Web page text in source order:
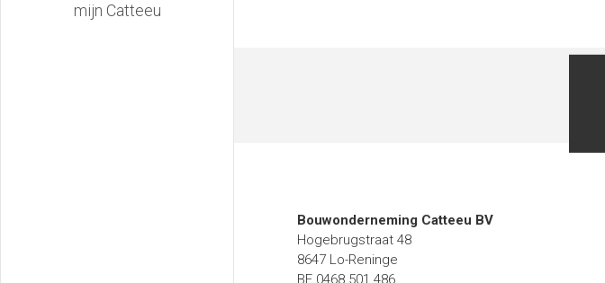
mijn Catteeu
Bouwonderneming Catteeu BV
Hogebrugstraat 48
8647 Lo-Reninge
BE 0468.501.486